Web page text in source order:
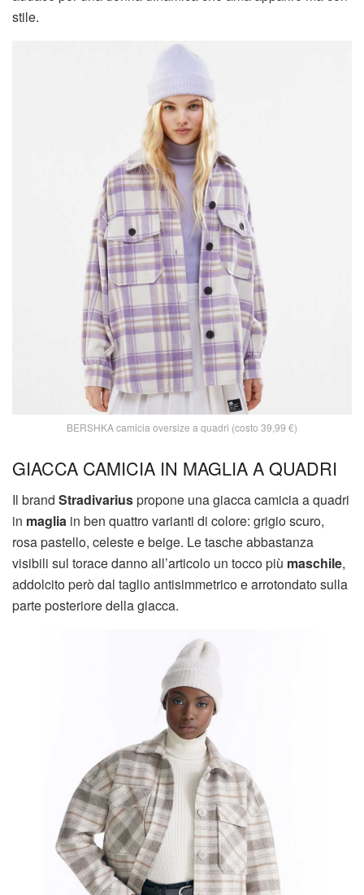
stile.
BERSHKA camicia oversize a quadri (costo 39,99 €)
GIACCA CAMICIA IN MAGLIA A QUADRI
Il brand Stradivariuspropone una giacca camicia a quadri
in maglia in ben quattro varianti di colore: grigio scuro,
rosa pastello, celeste e beige. Le tasche abbastanza
visibili sul torace danno all’articolo un tocco più maschile,
addolcito però dal taglio antisimmetrico e arrotondato sulla
parte posteriore della giacca.